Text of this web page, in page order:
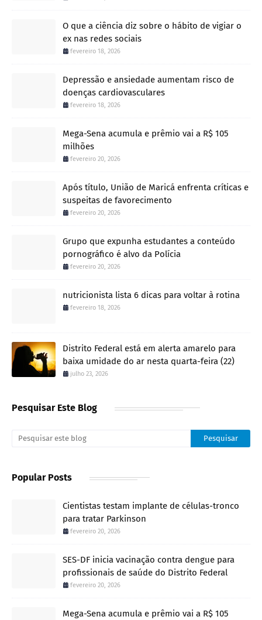
O que a ciência diz sobre o hábito de vigiar o
ex nas redes sociais
fevereiro 18, 2026
Depressão e ansiedade aumentam risco de
doenças cardiovasculares
fevereiro 18, 2026
Mega-Sena acumula e prêmio vai a R$ 105
milhões
fevereiro 20, 2026
Após título, União de Maricá enfrenta críticas e
suspeitas de favorecimento
fevereiro 20, 2026
Grupo que expunha estudantes a conteúdo
pornográfico é alvo da Polícia
fevereiro 20, 2026
nutricionista lista 6 dicas para voltar à rotina
fevereiro 18, 2026
Distrito Federal está em alerta amarelo para
baixa umidade do ar nesta quarta-feira (22)
julho 23, 2026
Pesquisar Este Blog
Popular Posts
Cientistas testam implante de células-tronco
para tratar Parkinson
fevereiro 20, 2026
SES-DF inicia vacinação contra dengue para
profissionais de saúde do Distrito Federal
fevereiro 20, 2026
Mega-Sena acumula e prêmio vai a R$ 105